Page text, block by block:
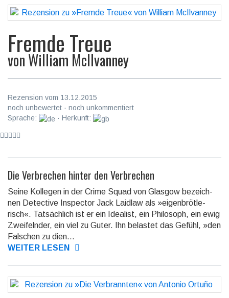
Fremde Treue
vonWilliam McIlvanney
Rezension vom 13.12.2015
noch unbewertet · noch unkommentiert
Sprache:
· Herkunft:
Die Verbrechen hinter den Verbrechen
Seine Kollegen in der Crime Squad von Glasgow be­zeich­
nen De­tective In­spector Jack Laidlaw als »eigen­brötle­
risch«. Tat­säch­lich ist er ein Idea­list, ein Phi­lo­soph, ein ewig
Zwei­feln­der, ein viel zu Guter. Ihn be­lastet das Ge­fühl, »den
Fal­schen zu dien...
WEITER LESEN